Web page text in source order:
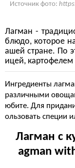
Источник фото:
Лагман -
блюдо, которое
ашей стране. По
ицей, картофелем
Ингредиенты
различными
юбите. Для
ользовать специи
Лагман с
agman